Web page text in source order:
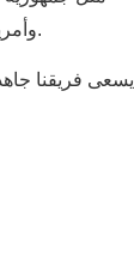
وأمريكا الشمالية وأمريكا الجنوبية والشرق الأوسط وتايلاند وما إلى ذلك.
يسعى فريقنا